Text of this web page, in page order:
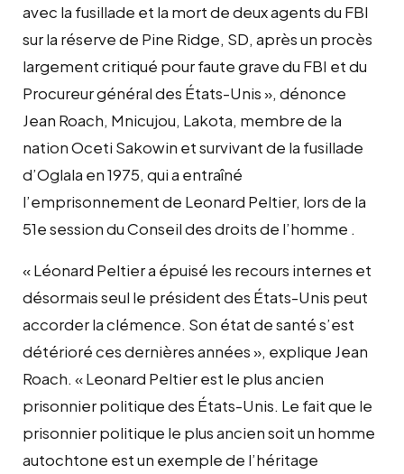
avec la fusillade et la mort de deux agents du FBI
sur la réserve de Pine Ridge, SD, après un procès
largement critiqué pour faute grave du FBI et du
Procureur général des États-Unis », dénonce
Jean Roach, Mnicujou, Lakota, membre de la
nation Oceti Sakowin et survivant de la fusillade
d’Oglala en 1975, qui a entraîné
l’emprisonnement de Leonard Peltier, lors de la
51e session du Conseil des droits de l’homme .
« Léonard Peltier a épuisé les recours internes et
désormais seul le président des États-Unis peut
accorder la clémence. Son état de santé s’est
détérioré ces dernières années », explique Jean
Roach. « Leonard Peltier est le plus ancien
prisonnier politique des États-Unis. Le fait que le
prisonnier politique le plus ancien soit un homme
autochtone est un exemple de l’héritage